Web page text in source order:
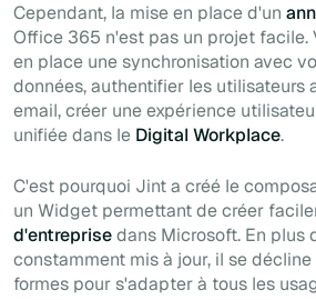
Cependant, la mise en place d'un
Office 365 n'est pas un projet facile.
en place une synchronisation avec
données, authentifier les utilisateurs
email, créer une expérience
unifiée dans le Digital Workplace.
C'est pourquoi Jint a créé le
un Widget permettant de créer
d'entreprisedans Microsoft. En plus
constamment mis à jour, il se
formes pour s'adapter à tous les